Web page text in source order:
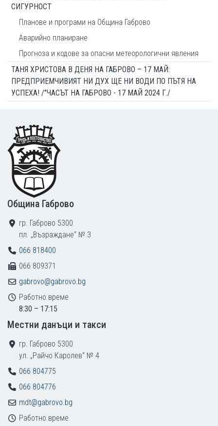
СИГУРНОСТ
Планове и програми на Община Габрово
Аварийно планиране
Прогноза и кодове за опасни метеорологични явления
ТАНЯ ХРИСТОВА В ДЕНЯ НА ГАБРОВО – 17 МАЙ:
ПРЕДПРИЕМЧИВИЯТ НИ ДУХ ЩЕ НИ ВОДИ ПО ПЪТЯ НА
УСПЕХА! /"ЧАСЪТ НА ГАБРОВО - 17 МАЙ 2024 Г./
Footer
Община Габрово
гр. Габрово 5300
пл. „Възраждане“ № 3
066 818400
066 809371
gabrovo@gabrovo.bg
Работно време
8:30 – 17:15
Местни данъци и такси
гр. Габрово 5300
ул. „Райчо Каролев“ № 4
066 804775
066 804776
mdt@gabrovo.bg
Работно време